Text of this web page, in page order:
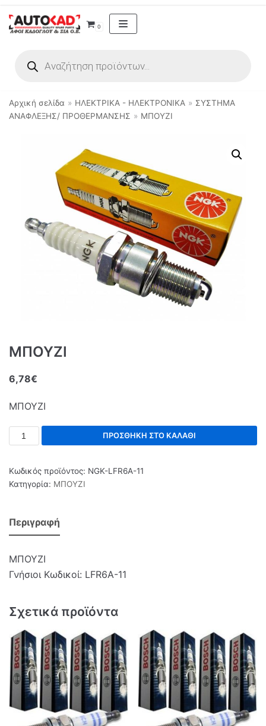
Μεταπηδήστε
στο
0
Αρχική σελίδα » ΗΛΕΚΤΡΙΚΑ - ΗΛΕΚΤΡΟΝΙΚΑ » ΣΥΣΤΗΜΑ
ΑΝΑΦΛΕΞΗΣ/ ΠΡΟΘΕΡΜΑΝΣΗΣ » ΜΠΟΥΖΙ
ΜΠΟΥΖΙ
6,78€
ΜΠΟΥΖΙ
ΠΡΟΣΘΉΚΗ ΣΤΟ ΚΑΛΆΘΙ
Κωδικός προϊόντος: NGK-LFR6A-11
Κατηγορία: ΜΠΟΥΖΙ
Περιγραφή
ΜΠΟΥΖΙ
Γνήσιοι Κωδικοί: LFR6A-11
Σχετικά προϊόντα